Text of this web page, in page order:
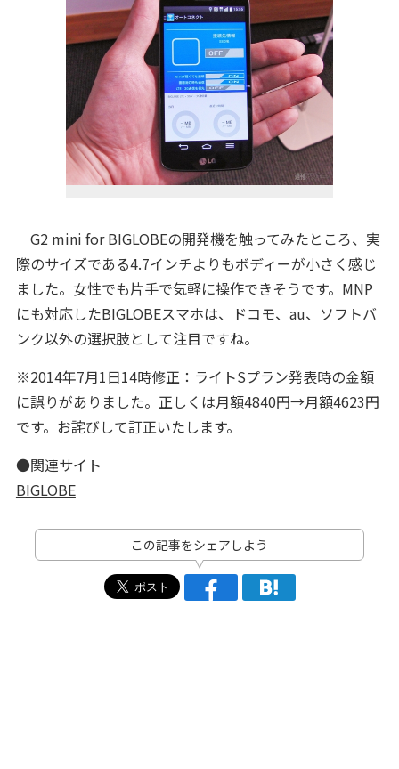
G2 mini for BIGLOBEの開発機を触ってみたところ、実
際のサイズである4.7インチよりもボディーが小さく感じ
ました。女性でも片手で気軽に操作できそうです。 MNP
にも対応したBIGLOBEスマホは、ドコモ、au、ソフトバ
ンク以外の選択肢として注目ですね。
※2014年7月1日14時修正：ライトSプラン発表時の金額
に誤りがありました。正しくは月額4840円→月額4623円
です。お詫びして訂正いたします。
●関連サイト
BIGLOBE
この記事をシェアしよう